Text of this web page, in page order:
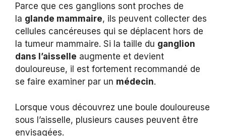
Parce que ces ganglions sont proches de
la glande mammaire, ils peuvent collecter des
cellules cancéreuses qui se déplacent hors de
la tumeur mammaire. Si la taille du ganglion
dans l’aisselle augmente et devient
douloureuse, il est fortement recommandé de
se faire examiner par un médecin.
Lorsque vous découvrez une boule douloureuse
sous l’aisselle, plusieurs causes peuvent être
envisagées.